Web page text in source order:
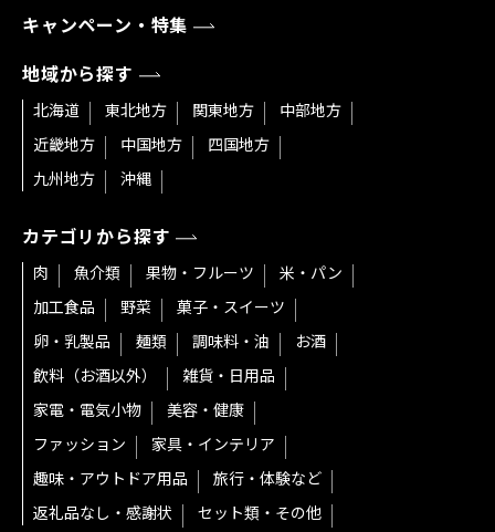
キャンペーン・特集
地域から探す
北海道 東北地方 関東地方
中部地方
近畿地方
中国地方
四国地方
九州地方
沖縄
カテゴリから探す
肉 魚介類 果物・フルーツ
米・パン
加工食品
野菜
菓子・スイーツ
卵・乳製品
麺類 調味料・油
お酒
飲料（お酒以外）
雑貨・日用品
家電・電気小物
美容・健康
ファッション
家具・インテリア
趣味・アウトドア用品
旅行・体験など
返礼品なし・感謝状
セット類・その他